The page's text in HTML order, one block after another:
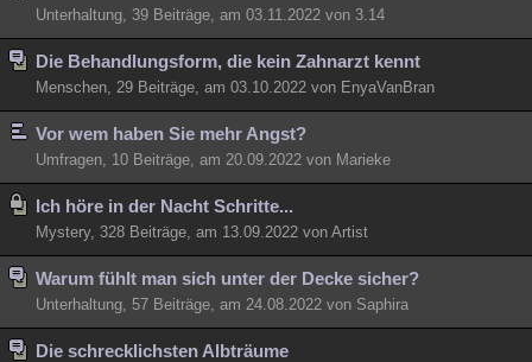
Unterhaltung, 39 Beiträge, am 03.11.2022 von 3.14
Die Behandlungsform, die kein Zahnarzt kennt
Menschen, 29 Beiträge, am 03.10.2022 von EnyaVanBran
Vor wem haben Sie mehr Angst?
Umfragen, 10 Beiträge, am 20.09.2022 von Marieke
Ich höre in der Nacht Schritte...
Mystery, 328 Beiträge, am 13.09.2022 von Artist
Warum fühlt man sich unter der Decke sicher?
Unterhaltung, 57 Beiträge, am 24.08.2022 von Saphira
Die schrecklichsten Albträume